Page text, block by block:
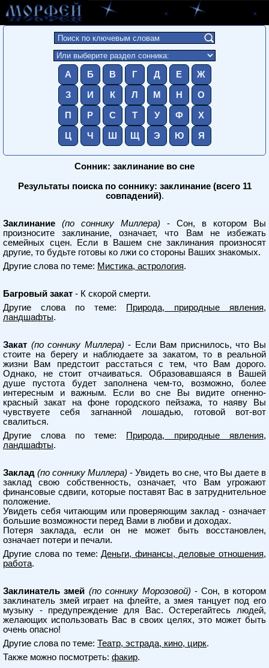
А Б В Г Д Е Ж
З И К Л М Н О
П Р С Т У Ф Х
Ц Ч Ш Щ Э Ю Я
Сонник: заклинание во сне
Результаты поиска по соннику: заклинание (всего 11
совпадений).
Заклинание (по соннику Миллера) - Сон, в котором Вы
произносите заклинание, означает, что Вам не избежать
семейных сцен. Если в Вашем сне заклинания произносят
другие, то будьте готовы ко лжи со стороны Ваших знакомых.
Другие слова по теме: Мистика, астрология.
Багровый закат - К скорой смерти.
Другие слова по теме:
Природа, природные явления,
ландшафты.
Закат (по соннику Миллера) - Если Вам приснилось, что Вы
стоите на берегу и наблюдаете за закатом, то в реальной
жизни Вам предстоит расстаться с тем, что Вам дорого.
Однако, не стоит отчаиваться. Образовавшаяся в Вашей
душе пустота будет заполнена чем-то, возможно, более
интересным и важным. Если во сне Вы видите огненно-
красный закат на фоне городского пейзажа, то наяву Вы
чувствуете себя загнанной лошадью, готовой вот-вот
свалиться.
Другие слова по теме:
Природа, природные явления,
ландшафты.
Заклад (по соннику Миллера) - Увидеть во сне, что Вы даете в
заклад свою собственность, означает, что Вам угрожают
финансовые сдвиги, которые поставят Вас в затруднительное
положение.
Увидеть себя читающим или проверяющим заклад - означает
большие возможности перед Вами в любви и доходах.
Потеря заклада, если он не может быть восстановлен,
означает потери и печали.
Другие слова по теме:Деньги, финансы, деловые отношения,
работа.
Заклинатель змей (по соннику Морозовой) - Сон, в котором
заклинатель змей играет на флейте, а змея танцует под его
музыку - предупреждение для Вас. Остерегайтесь людей,
желающих использовать Вас в своих целях, это может быть
очень опасно!
Другие слова по теме: Театр, эстрада, кино, цирк.
Также можно посмотреть: факир.